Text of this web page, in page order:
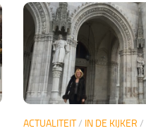
ACTUALITEIT/ IN DE KIJKER /